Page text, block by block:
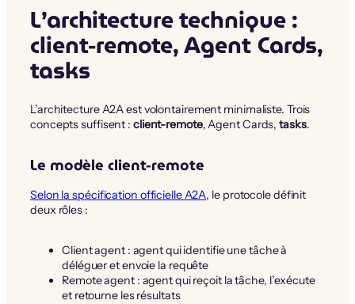
L’architecture technique :
client-remote, Agent Cards,
tasks
L’architecture A2A est volontairement minimaliste. Trois
concepts suffisent : client-remote, Agent Cards,tasks.
Le modèle client-remote
Selon la spécification officielle A2A, le protocole définit
deux rôles :
Client agent : agent qui identifie une tâche à
déléguer et envoie la requête
Remote agent : agent qui reçoit la tâche, l’exécute
et retourne les résultats